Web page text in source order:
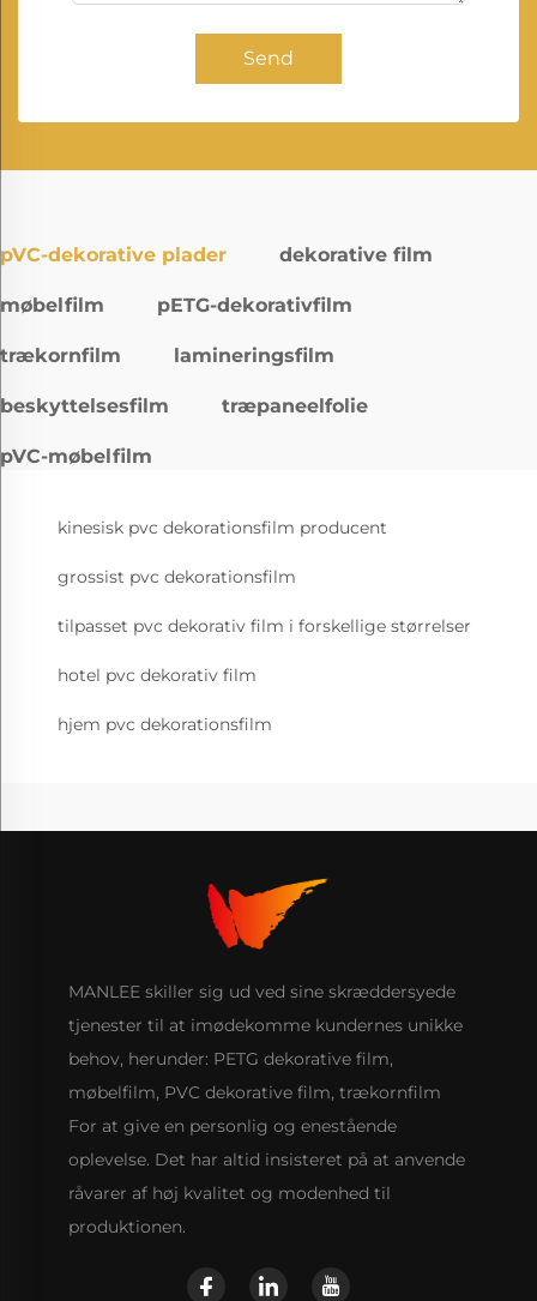
Send
pVC-dekorative plader dekorative film
møbelfilm pETG-dekorativfilm
trækornfilm lamineringsfilm
beskyttelsesfilm træpaneelfolie
pVC-møbelfilm
kinesisk pvc dekorationsfilm producent
grossist pvc dekorationsfilm
tilpasset pvc dekorativ film i forskellige størrelser
hotel pvc dekorativ film
hjem pvc dekorationsfilm
MANLEE skiller sig ud ved sine skræddersyede
tjenester til at imødekomme kundernes unikke
behov, herunder: PETG dekorative film,
møbelfilm, PVC dekorative film, trækornfilm
For at give en personlig og enestående
oplevelse. Det har altid insisteret på at anvende
råvarer af høj kvalitet og modenhed til
produktionen.